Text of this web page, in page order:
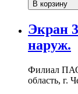
В корзину
Экран
наруж.
Филиал
область, г.